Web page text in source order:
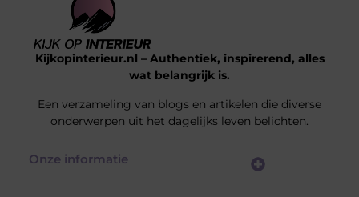
Kijkopinterieur.nl – Authentiek, inspirerend, alles
wat belangrijk is.
Een verzameling van blogs en artikelen die diverse
onderwerpen uit het dagelijks leven belichten.
Onze informatie